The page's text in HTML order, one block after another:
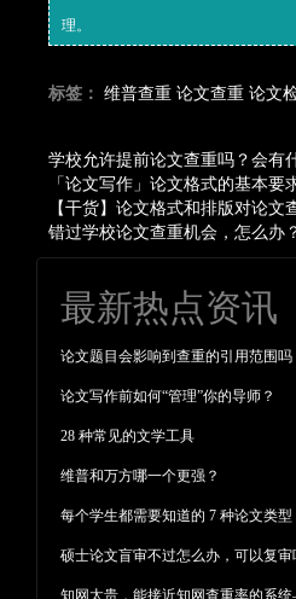
理。
标签： 维普查重 论文查重 论文
学校允许提前论文查重吗？会有
「论文写作」论文格式的基本要
【干货】论文格式和排版对论文
错过学校论文查重机会，怎么办
最新热点资讯
论文题目会影响到查重的引用范围吗
论文写作前如何“管理”你的导师？
28 种常见的文学工具
维普和万方哪一个更强？
每个学生都需要知道的 7 种论文类型
硕士论文盲审不过怎么办，可以复审
知网太贵，能接近知网查重率的系